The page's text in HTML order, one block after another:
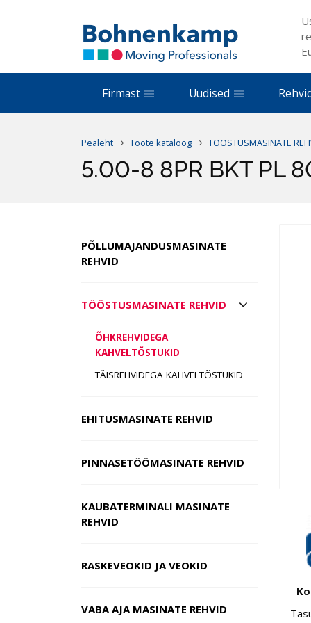
Firmast Uudised
Pealeht Toote kataloog TÖÖSTUSMASINATE
5.00-8 8PR BKT PL
PÕLLUMAJANDUSMASINATE
REHVID
TÖÖSTUSMASINATE REHVID
ÕHKREHVIDEGA
KAHVELTÕSTUKID
TÄISREHVIDEGA KAHVELTÕSTUKID
EHITUSMASINATE REHVID
PINNASETÖÖMASINATE REHVID
KAUBATERMINALI MASINATE
REHVID
RASKEVEOKID JA VEOKID
VABA AJA MASINATE REHVID